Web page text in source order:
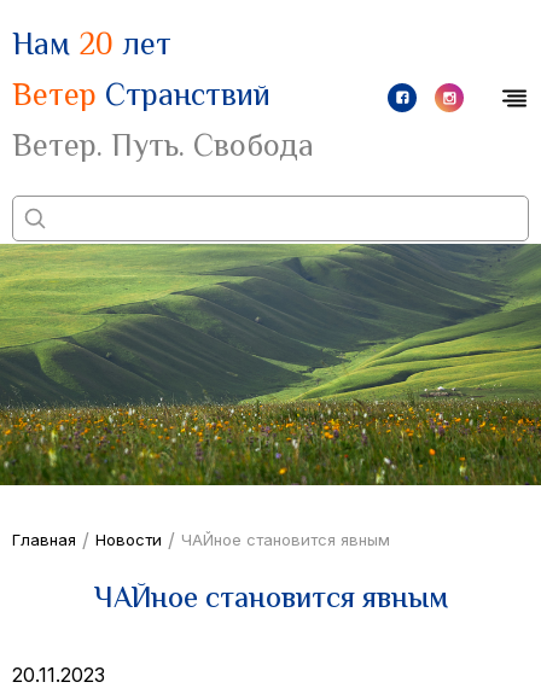
Нам 20 лет
Ветер Странствий
Ветер. Путь. Свобода
Главная / Новости / ЧАЙное становится явным
ЧАЙное становится явным
20.11.2023